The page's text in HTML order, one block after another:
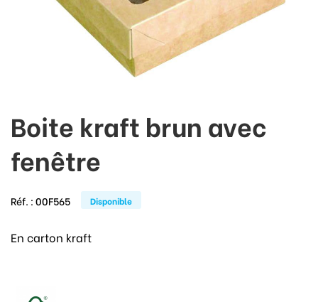
Boite kraft brun avec
fenêtre
Réf. :00F565 Disponible
En carton kraft